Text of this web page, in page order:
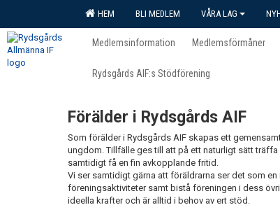
HEM BLI MEDLEM VÅRA LAG
Medlemsinformation Medlemsförmåner
Rydsgårds AIF:s Stödförening
Förälder i Rydsgårds AIF
Som förälder i Rydsgårds AIF skapas ett
ungdom. Tillfälle ges till att på ett naturligt sätt träffa
samtidigt få en fin avkopplande fritid.
Vi ser samtidigt gärna att föräldrarna ser det som
föreningsaktiviteter samt bistå föreningen i dess
ideella krafter och är alltid i behov av ert stöd.